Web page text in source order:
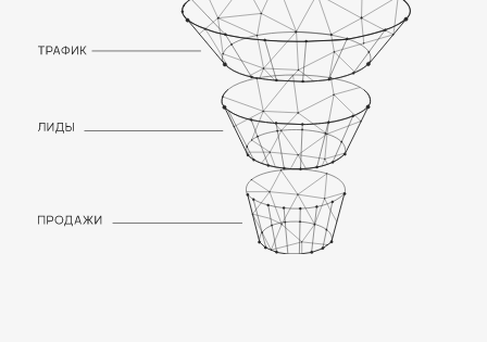
ПОДХОДИТ ДЛЯ
РАЗНЫХ ТИПОВ
Бары
Закусочные
максимум точек в поисковой выдаче.